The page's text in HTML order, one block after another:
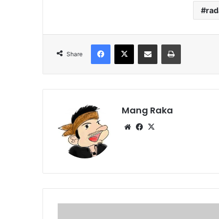
Share
Facebook
X Share via Email Print
Mang Raka
WebsiteFacebook